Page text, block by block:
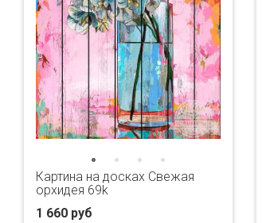
Картина на досках Свежая
орхидея 69k
1 660 руб